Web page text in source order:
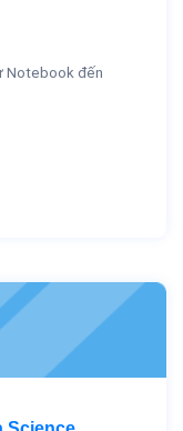
Notebook đến